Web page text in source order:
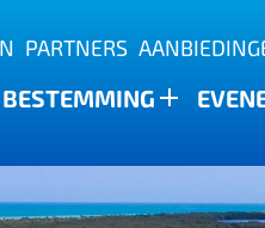
PARTNERS
BESTEMMING